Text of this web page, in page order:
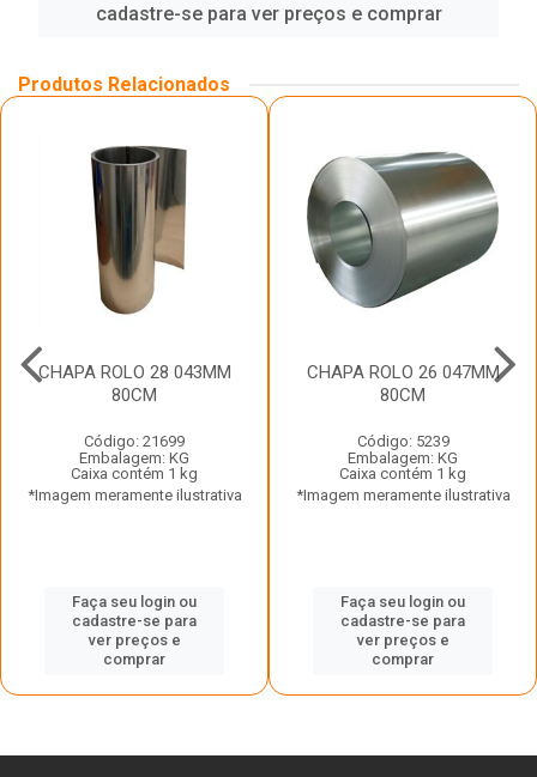
cadastre-se para ver preços e comprar
Produtos Relacionados
CHAPA ROLO 28 043MM
80CM
Código: 21699
Embalagem: KG
Caixa contém 1 kg
*Imagem meramente ilustrativa
Faça seu login ou
cadastre-se para
ver preços e
comprar
CHAPA ROLO 26 047MM
80CM
Código: 5239
Embalagem: KG
Caixa contém 1 kg
*Imagem meramente ilustrativa
Faça seu login ou
cadastre-se para
ver preços e
comprar